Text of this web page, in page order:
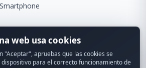
y novedades.
web usa cookies
"Aceptar", apruebas que las cookies se
para el correcto funcionamiento de